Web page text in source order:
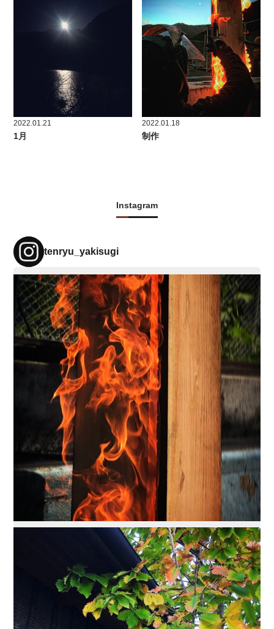
2022.01.21
1月
2022.01.18
制作
Instagram
tenryu_yakisugi